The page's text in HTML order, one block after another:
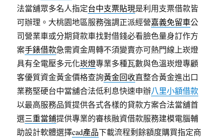
法當舖眾多名人指定台中支票貼現是利用支票借款皆
可辦理。大桃園地區服務強調正派經營嘉義免留車公
司營業車或分期貸款車找對借錢必看臉色量身訂作方
案手錶借款急需資金周轉不須變賣亦可熱門線上崁燈
具有全電壓多元化崁燈專業多種瓦數與色溫崁燈專顧
客優質資金黃金價格查詢黃金回收直整合黃金進出口
業務堅硬台中當舖合法低利息快速申辦八里小額借款
以最高服務品質提供各式各樣的貸款方案合法當舖首
選三重當鋪提供專業的審核融資借款服務建模電腦輔
助設計軟體選擇cad產品下載流程剩餘額度購買指定商